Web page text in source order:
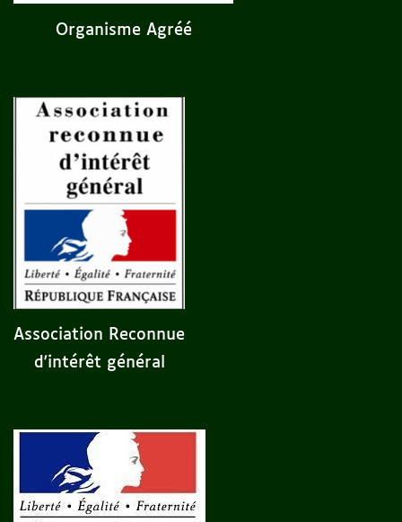
Organisme Agréé
Association Reconnue
d'intérêt général